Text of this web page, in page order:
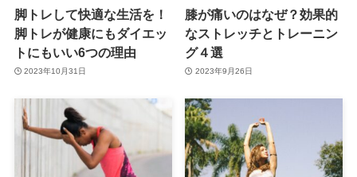
脚トレして快適な生活を！
脚トレが健康にもダイエッ
トにもいい6つの理由
2023年10月31日
膝が痛いのはなぜ？効果的
なストレッチとトレーニン
グ４選
2023年9月26日